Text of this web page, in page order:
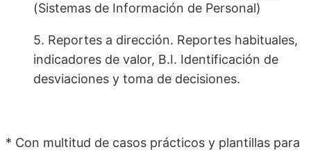
(Sistemas de Información de Personal)
5. Reportes a dirección. Reportes habituales,
indicadores de valor, B.I. Identificación de
desviaciones y toma de decisiones.
* Con multitud de casos prácticos y plantillas para